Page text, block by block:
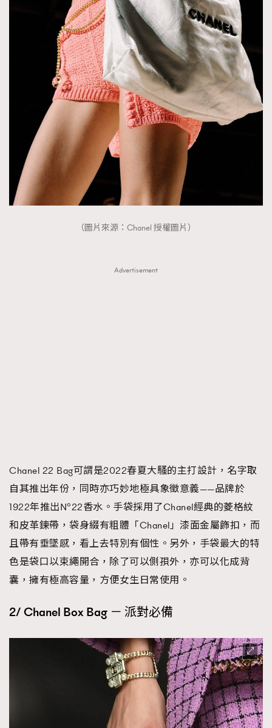
Collaboration Opportunity Disclaimer
Privacy
New Media Group | Madame Figaro editions: France | Greece
| Japan Portugal | Spain
（圖片來源：Chanel 授權圖片）
Advertisement
Chanel 22 Bag可謂是2022春夏大騷的主打設計，名字取
自其推出年份，同時亦巧妙地極具象徵意義——品牌於
1922年推出N°22香水。手袋採用了Chanel經典的菱格紋
和皮革鍊帶，袋身綴有粗體「Chanel」漆面金屬飾扣，而
且帶有垂墜感，看上去特別有個性。另外，手袋最大的特
色是袋口以束繩開合，除了可以側孭外，亦可以化成背
囊，擁有極高容量，方便女生日常使用。
2/ Chanel Box Bag － 派對必備